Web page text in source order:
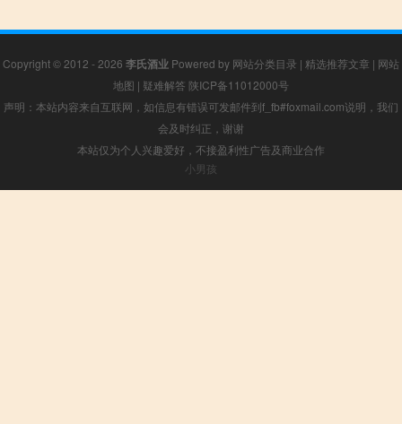
Copyright © 2012 - 2026 李氏酒业 Powered by 网站分类目录 | 精选推荐文章 | 网站
地图 | 疑难解答 陕ICP备11012000号
声明：本站内容来自互联网，如信息有错误可发邮件到f_fb#foxmail.com说明，我们
会及时纠正，谢谢
本站仅为个人兴趣爱好，不接盈利性广告及商业合作
小男孩